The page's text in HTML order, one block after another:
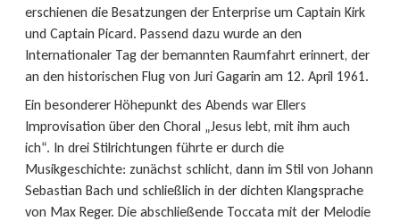
erschienen die Besatzungen der Enterprise um Captain Kirk
und Captain Picard. Passend dazu wurde an den
Internationaler Tag der bemannten Raumfahrt erinnert, der
an den historischen Flug von Juri Gagarin am 12. April 1961.
Ein besonderer Höhepunkt des Abends war Ellers
Improvisation über den Choral „Jesus lebt, mit ihm auch
ich“. In drei Stilrichtungen führte er durch die
Musikgeschichte: zunächst schlicht, dann im Stil von Johann
Sebastian Bach und schließlich in der dichten Klangsprache
von Max Reger. Die abschließende Toccata mit der Melodie